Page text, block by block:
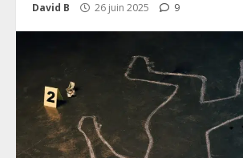
David B 26 juin 2025 9